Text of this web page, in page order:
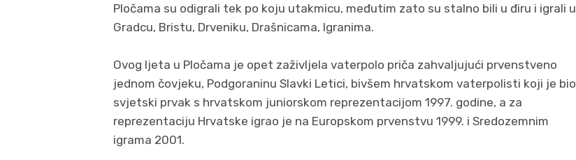
Pločama su odigrali tek po koju utakmicu, međutim zato su stalno bili u điru i igrali u
Gradcu, Bristu, Drveniku, Drašnicama, Igranima.
Ovog ljeta u Pločama je opet zaživljela vaterpolo priča zahvaljujući prvenstveno
jednom čovjeku, Podgoraninu Slavki Letici, bivšem hrvatskom vaterpolisti koji je bio
svjetski prvak s hrvatskom juniorskom reprezentacijom 1997. godine, a za
reprezentaciju Hrvatske igrao je na Europskom prvenstvu 1999. i Sredozemnim
igrama 2001.